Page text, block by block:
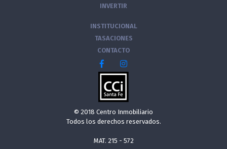
INVERTIR
INSTITUCIONAL
TASACIONES
CONTACTO
© 2018 Centro Inmobiliario
Todos los derechos reservados.
MAT. 215 - 572